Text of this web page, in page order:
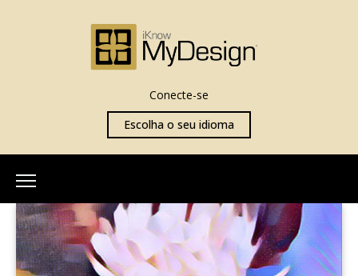
Conecte-se
Escolha o seu idioma
Início
Sobre Nós
Nossa Equipe